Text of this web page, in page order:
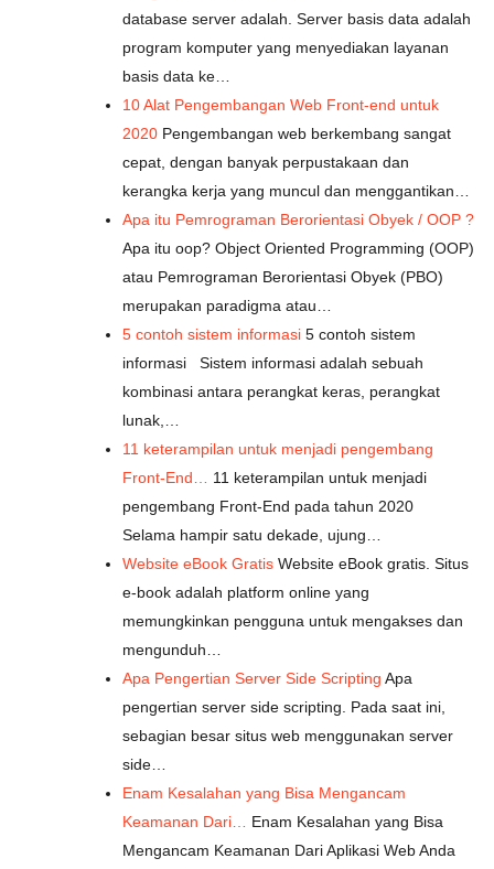
database server adalah. Server basis data adalah
program komputer yang menyediakan layanan
basis data ke…
10 Alat Pengembangan Web Front-end untuk
2020 Pengembangan web berkembang sangat
cepat, dengan banyak perpustakaan dan
kerangka kerja yang muncul dan menggantikan…
Apa itu Pemrograman Berorientasi Obyek / OOP ?
Apa itu oop? Object Oriented Programming (OOP)
atau Pemrograman Berorientasi Obyek (PBO)
merupakan paradigma atau…
5 contoh sistem informasi 5 contoh sistem
informasi Sistem informasi adalah sebuah
kombinasi antara perangkat keras, perangkat
lunak,…
11 keterampilan untuk menjadi pengembang
Front-End…
11 keterampilan untuk menjadi
pengembang Front-End pada tahun 2020
Selama hampir satu dekade, ujung…
Website eBook Gratis Website eBook gratis. Situs
e-book adalah platform online yang
memungkinkan pengguna untuk mengakses dan
mengunduh…
Apa Pengertian Server Side Scripting Apa
pengertian server side scripting. Pada saat ini,
sebagian besar situs web menggunakan server
side…
Enam Kesalahan yang Bisa Mengancam
Keamanan Dari…
Enam Kesalahan yang Bisa
Mengancam Keamanan Dari Aplikasi Web Anda